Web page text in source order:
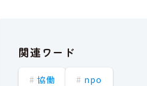
関連ワード
協働 npo